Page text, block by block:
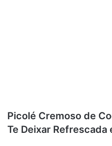
Picolé Cremoso de
Te Deixar Refrescada